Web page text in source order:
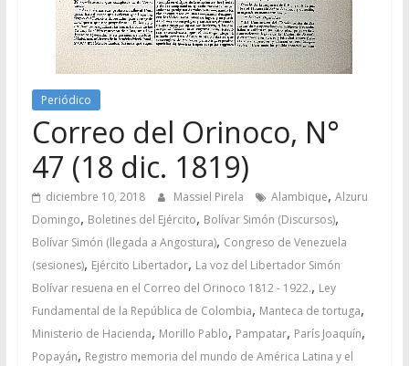
Periódico
Correo del Orinoco, N°
47 (18 dic. 1819)
diciembre 10, 2018 Massiel Pirela Alambique, Alzuru
Domingo, Boletines del Ejército, Bolívar Simón (Discursos),
Bolívar Simón (llegada a Angostura), Congreso de Venezuela
(sesiones), Ejército Libertador, La voz del Libertador Simón
Bolívar resuena en el Correo del Orinoco 1812 - 1922., Ley
Fundamental de la República de Colombia, Manteca de tortuga,
Ministerio de Hacienda, Morillo Pablo, Pampatar, París Joaquín,
Popayán, Registro memoria del mundo de América Latina y el